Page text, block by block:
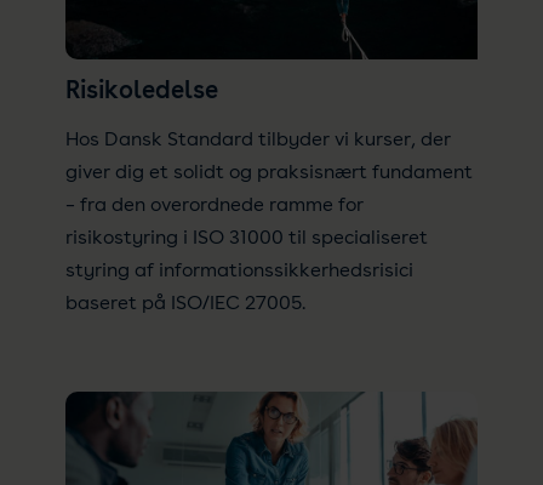
Risikoledelse
Hos Dansk Standard tilbyder vi kurser, der
giver dig et solidt og praksisnært fundament
– fra den overordnede ramme for
risikostyring i ISO 31000 til specialiseret
styring af informationssikkerhedsrisici
baseret på ISO/IEC 27005.